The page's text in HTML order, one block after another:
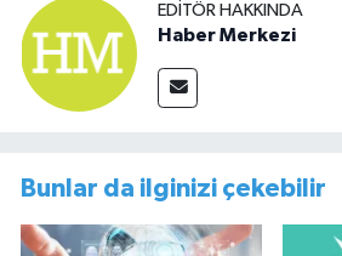
EDITÖR HAKKINDA
Haber Merkezi
Bunlar da ilginizi çekebilir